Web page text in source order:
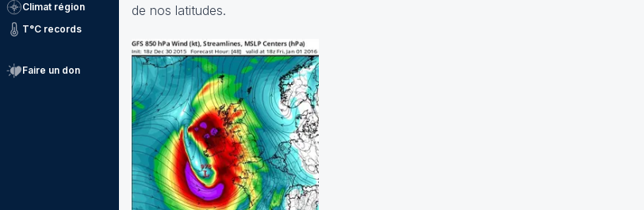
Climat région
T°C records
Faire un don
de nos latitudes.